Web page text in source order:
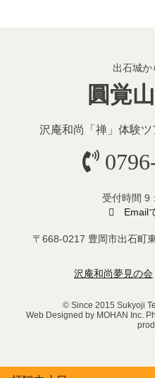
出石城
圓覚
沢庵和尚「禅」体験
受付時間 9
Email
〒668-0217 豊岡市出石町
沢庵和尚夢見の会
© Since 2015 Sukyoji
Web Designed by MOHAN Inc.